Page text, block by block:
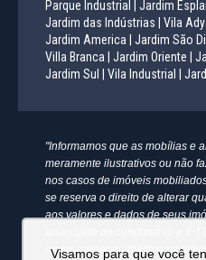
Parque Industrial |
Jardim
Jardim das Indústrias |
Vila
Jardim America |
Jardim São
Villa Branca |
Jardim Oriente |
Jardim Sul |
Vila Industrial |
"Informamos que as mobílias e
meramente ilustrativos ou não
nos casos de imóveis
se reserva o direito de alterar
aos valores e dados de seus
anunciado do condomínio e
maior, menor ou mesmo
Visamos para que você